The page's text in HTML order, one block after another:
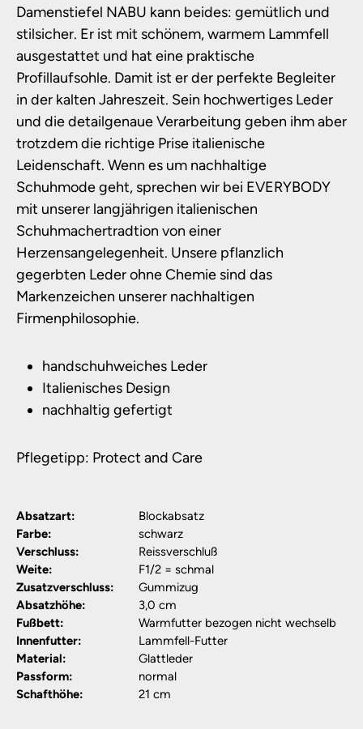
Damenstiefel NABU kann beides: gemütlich und
stilsicher. Er ist mit schönem, warmem Lammfell
ausgestattet und hat eine praktische
Profillaufsohle. Damit ist er der perfekte Begleiter
in der kalten Jahreszeit. Sein hochwertiges Leder
und die detailgenaue Verarbeitung geben ihm aber
trotzdem die richtige Prise italienische
Leidenschaft. Wenn es um nachhaltige
Schuhmode geht, sprechen wir bei EVERYBODY
mit unserer langjährigen italienischen
Schuhmachertradtion von einer
Herzensangelegenheit. Unsere pflanzlich
gegerbten Leder ohne Chemie sind das
Markenzeichen unserer nachhaltigen
Firmenphilosophie.
handschuhweiches Leder
Italienisches Design
nachhaltig gefertigt
Pflegetipp: Protect and Care
Absatzart:
Blockabsatz
Farbe:
schwarz
Verschluss:
Reissverschluß
Weite:
F1/2 = schmal
Zusatzverschluss:
Gummizug
Absatzhöhe:
3,0 cm
Fußbett:
Warmfutter bezogen nicht wechselb
Innenfutter:
Lammfell-Futter
Material:
Glattleder
Passform:
normal
Schafthöhe:
21 cm